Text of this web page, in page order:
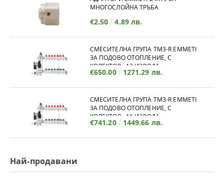
МНОГОСЛОЙНА ТРЪБА
€2.50 4.89 лв.
СМЕСИТЕЛНА ГРУПА TM3-R EMMETI
ЗА ПОДОВО ОТОПЛЕНИЕ, С
КОЛЕКТОР - 12 ИЗВОДА
€650.00 1271.29 лв.
СМЕСИТЕЛНА ГРУПА TM3-R EMMETI
ЗА ПОДОВО ОТОПЛЕНИЕ, С
КОЛЕКТОР - 11 ИЗВОДА
€741.20 1449.66 лв.
Най-продавани